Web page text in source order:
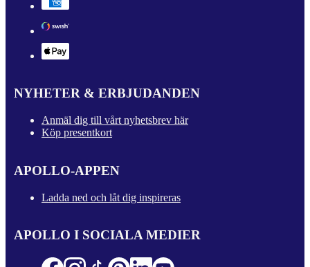
NYHETER & ERBJUDANDEN
Anmäl dig till vårt nyhetsbrev här
Köp presentkort
APOLLO-APPEN
Ladda ned och låt dig inspireras
APOLLO I SOCIALA MEDIER